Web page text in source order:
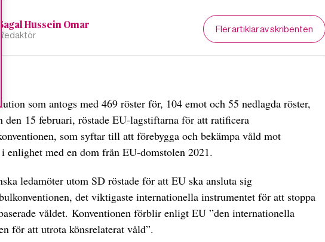
Sagal Hussein Omar
Redaktör
Fler artiklar av skribenten
som antogs med 469 röster för, 104 emot och 55 nedlagda röster,
den 15 februari, röstade EU-lagstiftarna för att ratificera
som syftar till att förebygga och bekämpa våld mot
enlighet med en dom från EU-domstolen 2021.
ledamöter utom SD röstade för att EU ska ansluta sig
det viktigaste internationella instrumentet för att stoppa
våldet. Konventionen förblir enligt EU ”den internationella
för att utrota könsrelaterat våld”.